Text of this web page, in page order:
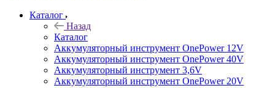
Каталог
Назад
Каталог
Аккумуляторный инструмент OnePower 12V
Аккумуляторный инструмент OnePower 40V
Аккумуляторный инструмент 3,6V
Аккумуляторный инструмент OnePower 20V